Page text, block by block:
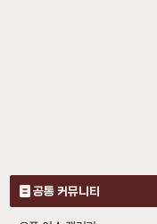
공통 커뮤니티